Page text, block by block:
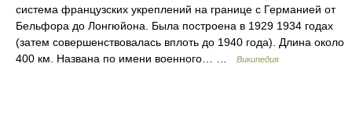
система французских укреплений на границе с Германией от
Бельфора до Лонгюйона. Была построена в 1929 1934 годах
(затем совершенствовалась вплоть до 1940 года). Длина около
400 км. Названа по имени военного… …
Википедия